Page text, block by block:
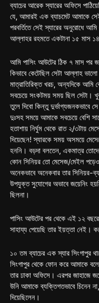
ব্যাচের আরেক স্যারের অফিসে
যে, আমারই এক ব্যাচমেট আমাকে
পরবর্তিতে সেই স্যারের অনুরোধে
আল্লাহর রহমতে একটানা ১৫ মাস ১৪
আমি পাসিং আউটের ঠিক ৭ মাস পর
কিভাবে কেটেছিল সেটা আল্লাহ
মাত্রাতিরিক্ত খরচ, অন্যদিকে আমি
সবচেয়ে সংকটময় সময় ছিল সেটা।
তুলে দিবো কিন্তু দুর্ভাগ্যজনকভাবে
দুঃসহ সময়ে আমাকে সবচেয়ে বেশি
হতাশায় নির্ঘুম থেকে রাত ২/৩টায়
দিয়েছেন! স্যারকে সময় অসময়ে
হননি। বড়দা বলতেন, একমাত্র
কোন সিনিয়র তো মেসেজ/মেইল পড়েও
অনেকভাবে অনেকবার তার সিনিয়র-
উপযুক্ত সুযোগের অভাবে জয়েনিং
ছিলনা।
পাসিং আউটের পর থেকে এই ১২
সাহায্য পেয়েছি তার ইয়ত্তা নেই।
১০ তম ব্যাচের এক স্যার সিংগাপুর
সিংগাপুর থেকে ফোন করে আমাকে
তার ঢাকা অফিসে। এরপর জাহাজে
উনি আমাকে ব্যক্তিগতভাবে চিনেন
দিয়েছিলেন।